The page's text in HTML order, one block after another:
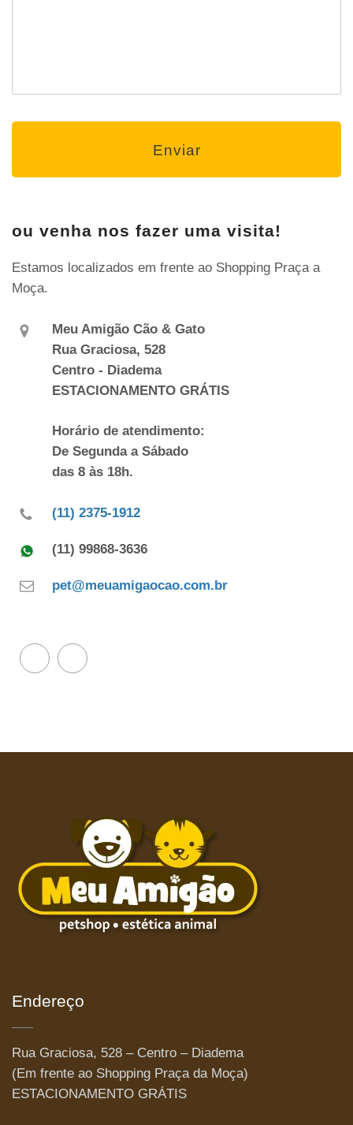
ou venha nos fazer uma visita!
Estamos localizados em frente ao Shopping Praça a
Moça.
Meu Amigão Cão & Gato
Rua Graciosa, 528
Centro - Diadema
ESTACIONAMENTO GRÁTIS
Horário de atendimento:
De Segunda a Sábado
das 8 às 18h.
(11) 2375-1912
(11) 99868-3636
pet@meuamigaocao.com.br
Endereço
Rua Graciosa, 528 – Centro – Diadema
(Em frente ao Shopping Praça da Moça)
ESTACIONAMENTO GRÁTIS